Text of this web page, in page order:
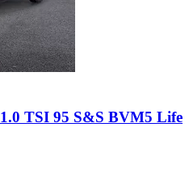
1.0 TSI 95 S&S BVM5 Life